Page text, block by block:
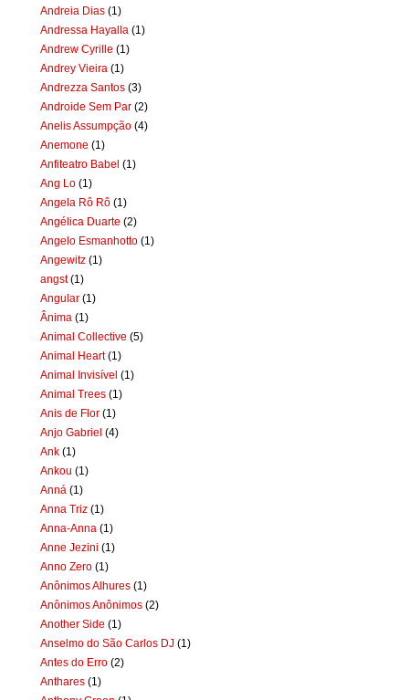
Andreia Dias (1)
Andressa Hayalla (1)
Andrew Cyrille (1)
Andrey Vieira (1)
Andrezza Santos (3)
Androide Sem Par (2)
Anelis Assumpção (4)
Anemone (1)
Anfiteatro Babel (1)
Ang Lo (1)
Angela Rô Rô (1)
Angélica Duarte (2)
Angelo Esmanhotto (1)
Angewitz (1)
angst (1)
Angular (1)
Ânima (1)
Animal Collective (5)
Animal Heart (1)
Animal Invisível (1)
Animal Trees (1)
Anis de Flor (1)
Anjo Gabriel (4)
Ank (1)
Ankou (1)
Anná (1)
Anna Triz (1)
Anna-Anna (1)
Anne Jezini (1)
Anno Zero (1)
Anônimos Alhures (1)
Anônimos Anônimos (2)
Another Side (1)
Anselmo do São Carlos DJ (1)
Antes do Erro (2)
Anthares (1)